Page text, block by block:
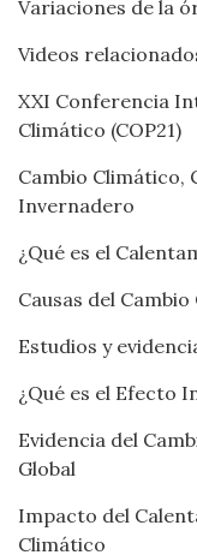
Variaciones de la
Videos
XXI Conferencia
Climático (COP21)
Cambio Climático,
Invernadero
¿Qué es el
Causas del
Estudios y
¿Qué es el Efecto
Evidencia del
Global
Impacto del
Climático